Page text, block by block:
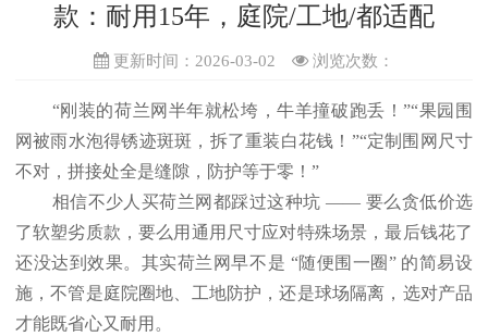
款：耐用15年，庭院/工地/都适配
更新时间：2026-03-02 浏览次数：
“刚装的荷兰网半年就松垮，牛羊撞破跑丢！”“果园围
网被雨水泡得锈迹斑斑，拆了重装白花钱！”“定制围网尺寸
不对，拼接处全是缝隙，防护等于零！”
相信不少人买荷兰网都踩过这种坑 —— 要么贪低价选
了软塑劣质款，要么用通用尺寸应对特殊场景，最后钱花了
还没达到效果。其实荷兰网早不是 “随便围一圈” 的简易设
施，不管是庭院圈地、工地防护，还是球场隔离，选对产品
才能既省心又耐用。